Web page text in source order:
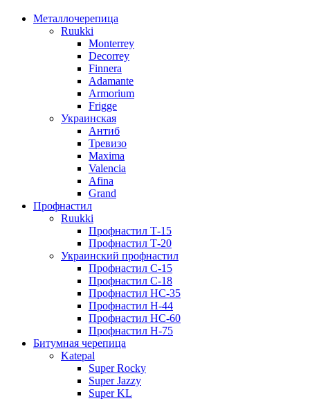
Металлочерепица
Ruukki
Monterrey
Decorrey
Finnera
Adamante
Armorium
Frigge
Украинская
Антиб
Тревизо
Maxima
Valencia
Afina
Grand
Профнастил
Ruukki
Профнастил Т-15
Профнастил Т-20
Украинский профнастил
Профнастил С-15
Профнастил С-18
Профнастил НС-35
Профнастил Н-44
Профнастил НС-60
Профнастил Н-75
Битумная черепица
Katepal
Super Rocky
Super Jazzy
Super KL